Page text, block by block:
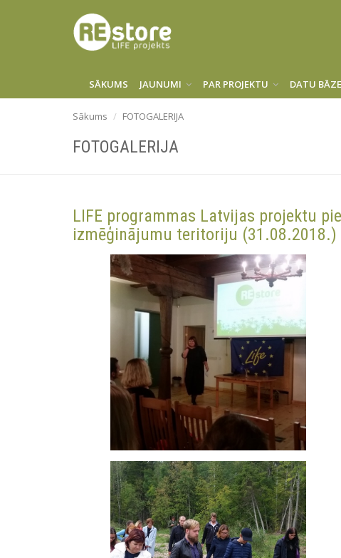
SĀKUMS JAUNUMI PAR PROJEKTU DATU BĀZE
Sākums FOTOGALERIJA
FOTOGALERIJA
LIFE programmas Latvijas projektu
izmēģinājumu teritoriju (31.08.2018.)